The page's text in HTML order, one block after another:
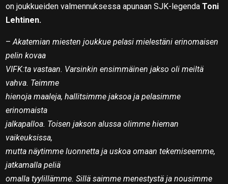
on joukkueiden valmennuksessa apunaan SJK-legenda Toni
Lehtinen.
–Akatemian miesten joukkue pelasi mielestäni erinomaisen
pelin kovaa
VIFK:ta vastaan. Varsinkin ensimmäinen jakso oli meiltä
vahva. Teimme
hienoja maaleja, hallitsimme jaksoa ja pelasimme
erinomaista
jalkapalloa. Toisen jakson alussa olimme hieman
vaikeuksissa,
mutta näytimme luonnetta ja uskoa omaan tekemiseemme,
jatkamalla peliä
omalla tyylillämme. Sillä saimme menestystä ja nousimme